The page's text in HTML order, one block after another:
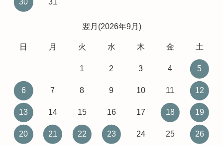
30 31
翌月(2026年9月)
日 月 火 水 木 金 土
1 2 3 4 5
6 7 8 9 10 11 12
13 14 15 16 17 18 19
20 21 22 23 24 25 26